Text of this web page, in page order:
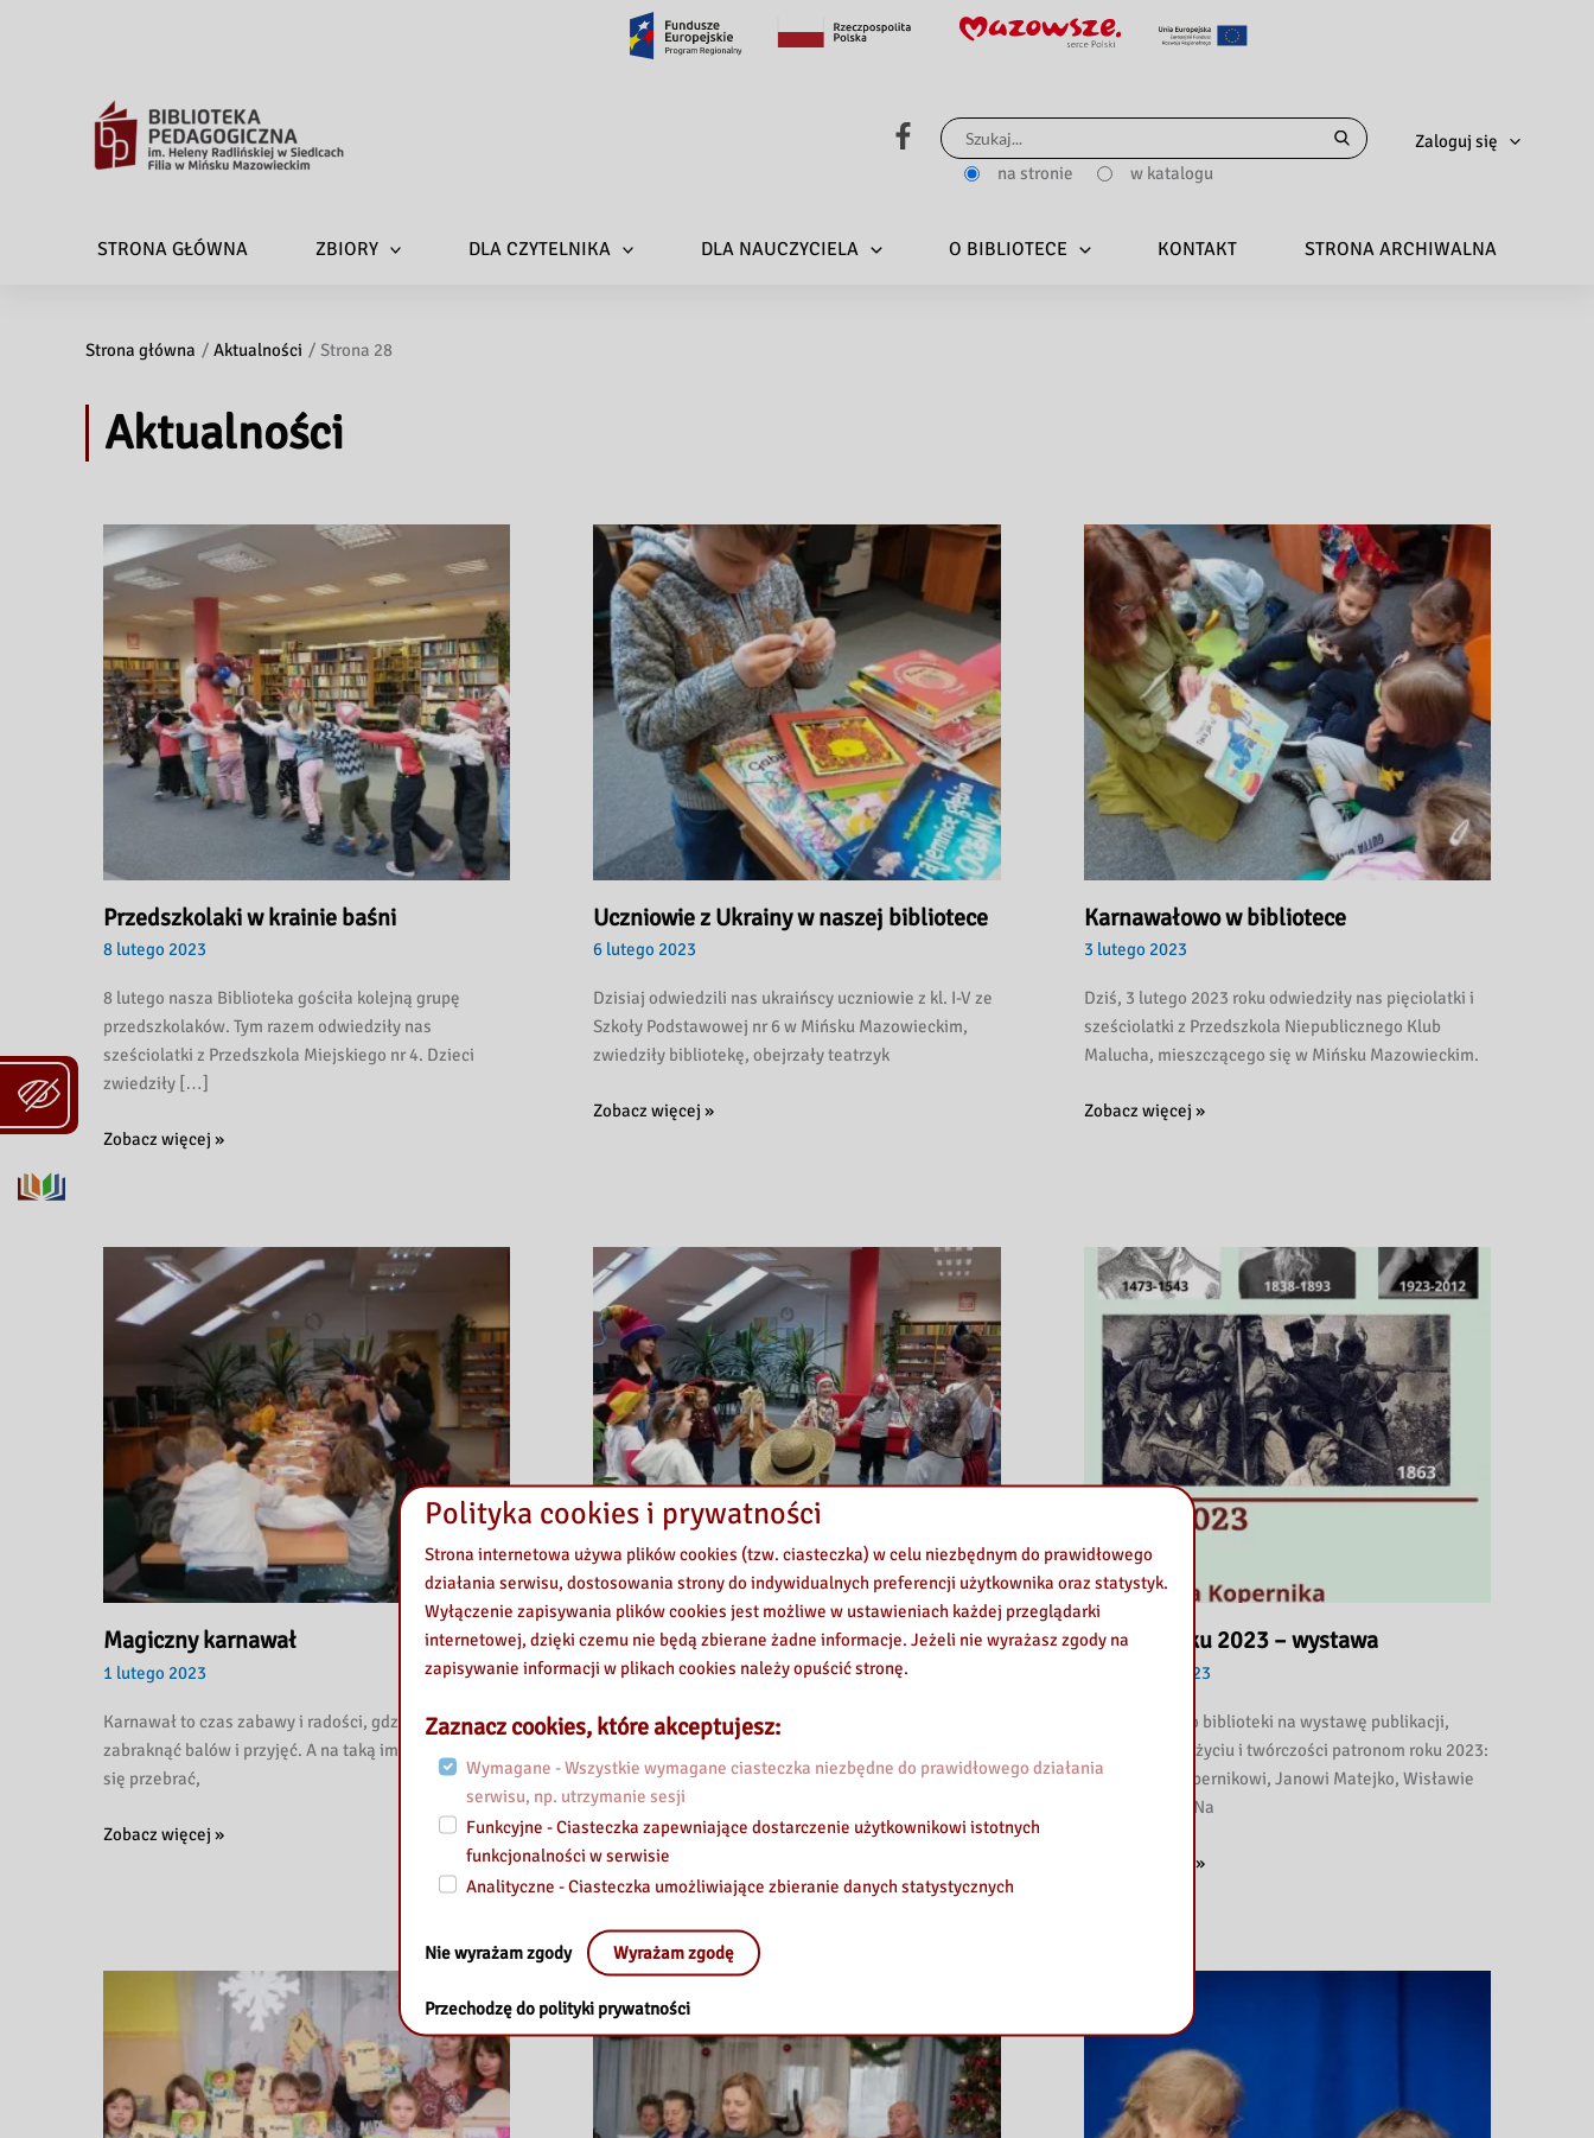
Szukaj
dla:
na stronie w katalogu
Zaloguj się
STRONA GŁÓWNA ZBIORY DLA CZYTELNIKA DLA NAUCZYCIELA O BIBLIOTECE KONTAKT STRONA ARCHIWALNA
Strona główna Aktualności Strona 28
Aktualności
Przedszkolaki w krainie baśni
8 lutego 2023
8 lutego nasza Biblioteka gościła kolejną grupę
przedszkolaków. Tym razem odwiedziły nas
sześciolatki z Przedszkola Miejskiego nr 4. Dzieci
zwiedziły […]
Przedszkolaki
Zobacz więcej »
Uczniowie z Ukrainy w naszej bibliotece
6 lutego 2023
Dzisiaj odwiedzili nas ukraińscy uczniowie z kl. I-V ze
Szkoły Podstawowej nr 6 w Mińsku Mazowieckim,
zwiedziły bibliotekę, obejrzały teatrzyk
Uczniowie
bibliotece
Zobacz więcej »
Karnawałowo w bibliotece
3 lutego 2023
Dziś, 3 lutego 2023 roku odwiedziły nas pięciolatki i
sześciolatki z Przedszkola Niepublicznego Klub
Malucha, mieszczącego się w Mińsku Mazowieckim.
Karnawałowo
Zobacz więcej »
Magiczny karnawał
1 lutego 2023
Karnawał to czas zabawy i radości, gdzie nie może
zabraknąć balów i przyjęć. A na taką imprezę trzeba
się przebrać,
Magiczny
Zobacz więcej »
Przedszkolaki wśród książek
1 lutego 2023
1 lutego 2023 roku do naszej biblioteki przyszły dzieci
interaktywnych książek. Każda
Przedszkolaki
wśród
książek
Zobacz więcej »
Patroni Roku 2023 – wystawa
25 stycznia 2023
Zapraszamy do biblioteki na wystawę publikacji,
poświęconych życiu i twórczości patronom roku 2023:
Mikołajowi Kopernikowi, Janowi Matejko, Wisławie
Szymborskiej. Na
Zobacz więcej »
Polityka cookies i prywatności
Strona internetowa używa plików cookies (tzw. ciasteczka) w celu niezbędnym do prawidłowego
działania serwisu, dostosowania strony do indywidualnych preferencji użytkownika oraz statystyk.
Wyłączenie zapisywania plików cookies jest możliwe w ustawieniach każdej przeglądarki
internetowej, dzięki czemu nie będą zbierane żadne informacje. Jeżeli nie wyrażasz zgody na
zapisywanie informacji w plikach cookies należy opuścić stronę.
Zaznacz cookies, które akceptujesz:
Wymagane - Wszystkie wymagane ciasteczka niezbędne do prawidłowego działania
serwisu, np. utrzymanie sesji
Funkcyjne - Ciasteczka zapewniające dostarczenie użytkownikowi istotnych
funkcjonalności w serwisie
Analityczne - Ciasteczka umożliwiające zbieranie danych statystycznych
Nie wyrażam zgody Wyrażam zgodę
Przechodzę do polityki prywatności